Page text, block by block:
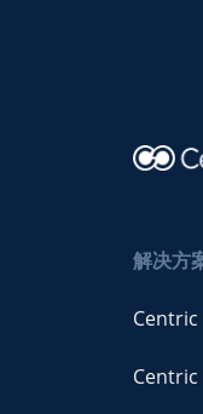
解决方
Centric
Centric